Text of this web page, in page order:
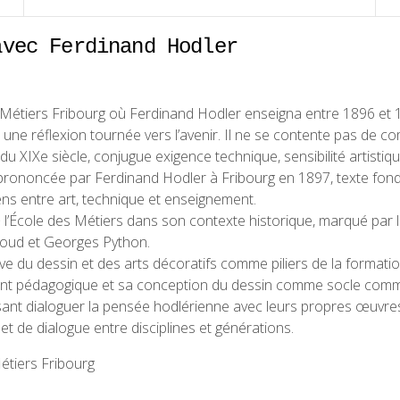
Ferdinand Hodler
Fribourg où Ferdinand Hodler enseigna entre 1896 et
réflexion tournée vers l’avenir. Il ne se contente pas de
XIXe siècle, conjugue exigence technique, sensibilité
par Ferdinand Hodler à Fribourg en 1897, texte
entre art, technique et enseignement.
des Métiers dans son contexte historique, marqué
et Georges Python.
du dessin et des arts décoratifs comme piliers de la
pédagogique et sa conception du dessin comme socle
dialoguer la pensée hodlérienne avec leurs propres
de dialogue entre disciplines et générations.
Fribourg